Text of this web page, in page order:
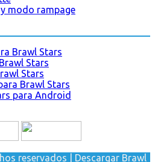
modo rampage
Brawl Stars
Stars
Stars
Brawl Stars
para Android
reservados | Descargar Brawl